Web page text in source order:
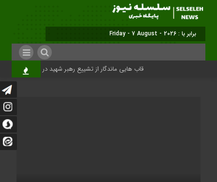
برابر با : Friday - 7 August - 2026
قاب هایی ماندگار از تشییع رهبر شهید در تهران